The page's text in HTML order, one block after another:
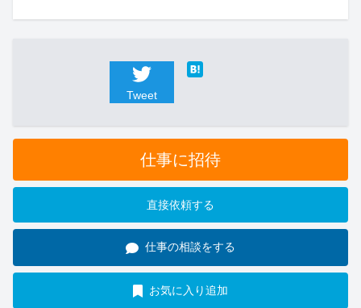
Tweet
仕事に招待
直接依頼する
仕事の相談をする
お気に入り追加